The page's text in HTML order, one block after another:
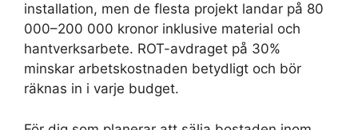
installation, men de flesta projekt landar på 80
000–200 000 kronor inklusive material och
hantverksarbete. ROT-avdraget på 30%
minskar arbetskostnaden betydligt och bör
räknas in i varje budget.